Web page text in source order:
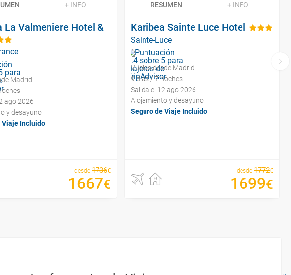
+ INFO
La Valmeniere Hotel &
Madrid
ago 2026
y desayuno
Viaje Incluido
desde 1736€
1667€
RESUMEN + INFO
Karibea Sainte Luce Hotel
Sainte-Luce
Vuelos desde Madrid
9 días / 7 noches
Salida el 12 ago 2026
Alojamiento y desayuno
Seguro de Viaje Incluido
desde 1772€
1699€